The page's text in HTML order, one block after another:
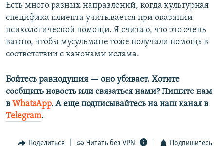
Есть много разных направлений, когда культурная
специфика клиента учитывается при оказании
психологической помощи. Я считаю, что это очень
важно, чтобы мусульмане тоже получали помощь в
соответствии с канонами ислама.
Бойтесь равнодушия — оно убивает. Хотите
сообщить новость или связаться нами? Пишите нам
в WhatsApp. А еще подписывайтесь на наш канал в
Telegram.
Поделиться Читать без VPN Подпишитесь